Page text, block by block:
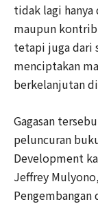
tidak lagi
maupun
tetapi juga dari
menciptakan
berkelanjutan
Gagasan
peluncuran
Development
Jeffrey
Pengembangan